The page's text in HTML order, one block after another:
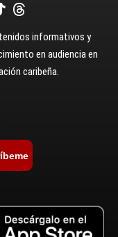
informativos y
en audiencia en
caribeña.